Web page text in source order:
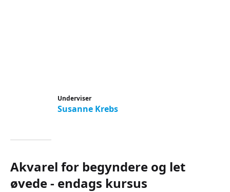
Underviser
Susanne Krebs
Akvarel for begyndere og let
øvede - endags kursus